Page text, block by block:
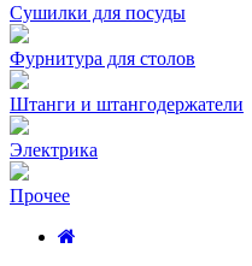
Сушилки для посуды
Фурнитура для столов
Штанги и штангодержатели
Электрика
Прочее